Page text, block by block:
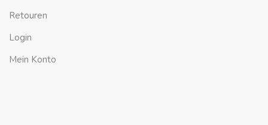
Retouren
Login
Mein Konto